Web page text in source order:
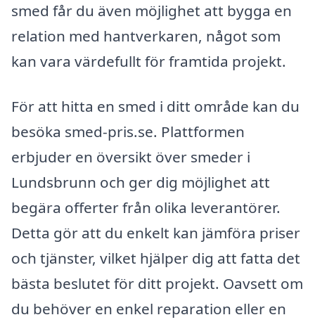
smed får du även möjlighet att bygga en
relation med hantverkaren, något som
kan vara värdefullt för framtida projekt.
För att hitta en smed i ditt område kan du
besöka smed-pris.se. Plattformen
erbjuder en översikt över smeder i
Lundsbrunn och ger dig möjlighet att
begära offerter från olika leverantörer.
Detta gör att du enkelt kan jämföra priser
och tjänster, vilket hjälper dig att fatta det
bästa beslutet för ditt projekt. Oavsett om
du behöver en enkel reparation eller en